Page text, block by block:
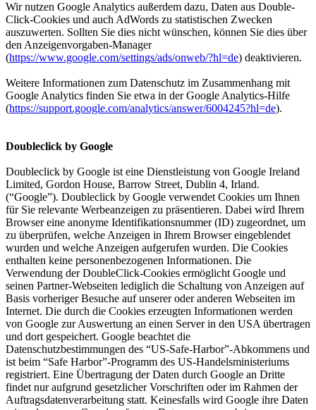
Wir nutzen Google Analytics außerdem dazu, Daten aus Double-
Click-Cookies und auch AdWords zu statistischen Zwecken
auszuwerten. Sollten Sie dies nicht wünschen, können Sie dies über
den Anzeigenvorgaben-Manager
(https://www.google.com/settings/ads/onweb/?hl=de) deaktivieren.
Weitere Informationen zum Datenschutz im Zusammenhang mit
Google Analytics finden Sie etwa in der Google Analytics-Hilfe
(https://support.google.com/analytics/answer/6004245?hl=de).
Doubleclick by Google
Doubleclick by Google ist eine Dienstleistung von Google Ireland
Limited, Gordon House, Barrow Street, Dublin 4, Irland.
(“Google”). Doubleclick by Google verwendet Cookies um Ihnen
für Sie relevante Werbeanzeigen zu präsentieren. Dabei wird Ihrem
Browser eine anonyme Identifikationsnummer (ID) zugeordnet, um
zu überprüfen, welche Anzeigen in Ihrem Browser eingeblendet
wurden und welche Anzeigen aufgerufen wurden. Die Cookies
enthalten keine personenbezogenen Informationen. Die
Verwendung der DoubleClick-Cookies ermöglicht Google und
seinen Partner-Webseiten lediglich die Schaltung von Anzeigen auf
Basis vorheriger Besuche auf unserer oder anderen Webseiten im
Internet. Die durch die Cookies erzeugten Informationen werden
von Google zur Auswertung an einen Server in den USA übertragen
und dort gespeichert. Google beachtet die
Datenschutzbestimmungen des “US-Safe-Harbor”-Abkommens und
ist beim “Safe Harbor”-Programm des US-Handelsministeriums
registriert. Eine Übertragung der Daten durch Google an Dritte
findet nur aufgrund gesetzlicher Vorschriften oder im Rahmen der
Auftragsdatenverarbeitung statt. Keinesfalls wird Google ihre Daten